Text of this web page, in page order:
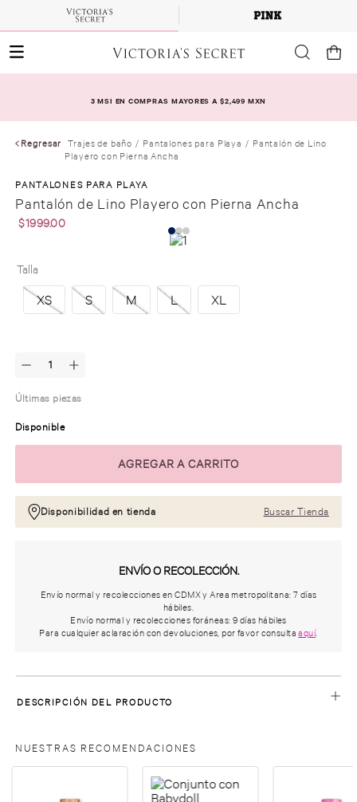
3 MSI EN COMPRAS MAYORES A $2,499 MXN
Regresar Trajes de baño Pantalones para Playa
Pantalón de Lino
Playero con Pierna Ancha
PANTALONES PARA PLAYA
Pantalón de Lino Playero con Pierna Ancha
$1999.00
Talla
XS S M L XL
Últimas piezas
Disponible
Disponibilidad en tienda Buscar Tienda
ENVÍO O RECOLECCIÓN.
Envío normal y recolecciones en CDMX y Area metropolitana: 7 días
hábiles.
Envío normal y recolecciones foráneas: 9 días hábiles
Para cualquier aclaración con devoluciones, por favor consultaaquí.
DESCRIPCIÓN DEL PRODUCTO
NUESTRAS RECOMENDACIONES